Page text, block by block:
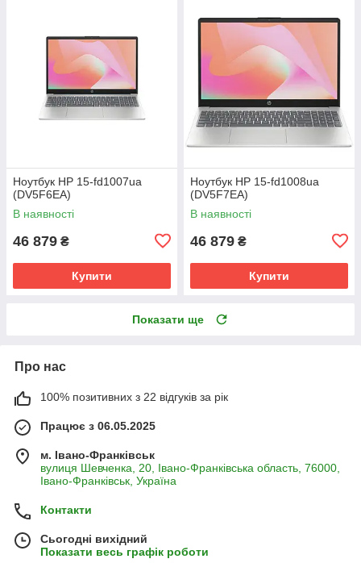
Ноутбук HP 15-fd1007ua
(DV5F6EA)
В наявності
46 879 ₴
Купити
Ноутбук HP 15-fd1008ua
(DV5F7EA)
В наявності
46 879 ₴
Купити
Показати ще
Про нас
100% позитивних з 22 відгуків за рік
Працює з 06.05.2025
м. Івано-Франківськ
вулиця Шевченка, 20, Івано-Франківська область, 76000,
Івано-Франківськ, Україна
Контакти
Сьогодні вихідний
Показати весь графік роботи